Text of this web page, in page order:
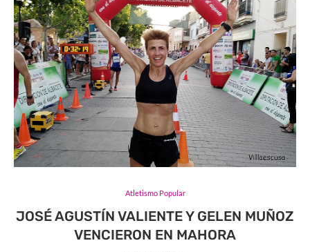
Atletismo Popular
JOSÉ AGUSTÍN VALIENTE Y GELEN MUÑOZ
VENCIERON EN MAHORA